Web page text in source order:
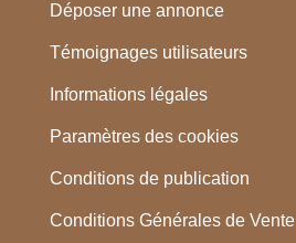
Déposer une annonce
Témoignages utilisateurs
Informations légales
Paramètres des cookies
Conditions de publication
Conditions Générales de Vente